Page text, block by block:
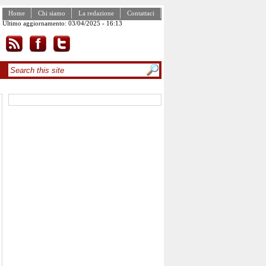
Home Chi siamo La redazione
Contattaci
Ultimo aggiornamento: 03/04/2025 - 16:13